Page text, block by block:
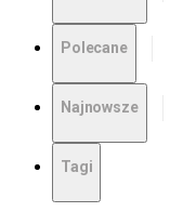
Polecane
Najnowsze
Tagi